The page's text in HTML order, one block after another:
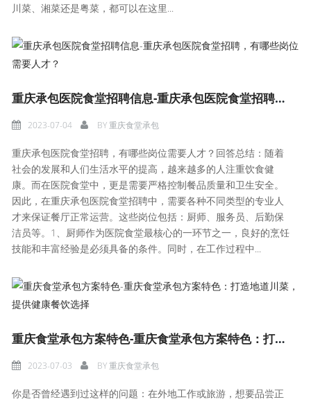
川菜、湘菜还是粤菜，都可以在这里...
重庆承包医院食堂招聘信息-重庆承包医院食堂招聘，有哪些岗位需要人才？
2023-07-04 BY重庆食堂承包
重庆承包医院食堂招聘，有哪些岗位需要人才？回答总结：随着
社会的发展和人们生活水平的提高，越来越多的人注重饮食健
康。而在医院食堂中，更是需要严格控制餐品质量和卫生安全。
因此，在重庆承包医院食堂招聘中，需要各种不同类型的专业人
才来保证餐厅正常运营。这些岗位包括：厨师、服务员、后勤保
洁员等。1、厨师作为医院食堂最核心的一环节之一，良好的烹饪
技能和丰富经验是必须具备的条件。同时，在工作过程中...
重庆食堂承包方案特色-重庆食堂承包方案特色：打造地道川菜，提供健康餐饮选择
2023-07-03 BY重庆食堂承包
你是否曾经遇到过这样的问题：在外地工作或旅游，想要品尝正